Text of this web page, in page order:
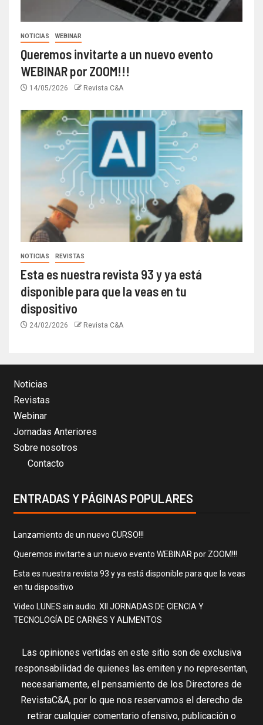
NOTICIAS WEBINAR
Queremos invitarte a un nuevo evento
WEBINAR por ZOOM!!!
14/05/2026 Revista C&A
NOTICIAS REVISTAS
Esta es nuestra revista 93 y ya está
disponible para que la veas en tu
dispositivo
24/02/2026 Revista C&A
Noticias
Revistas
Webinar
Jornadas Anteriores
Sobre nosotros
Contacto
ENTRADAS Y PÁGINAS POPULARES
Lanzamiento de un nuevo CURSO!!!
Queremos invitarte a un nuevo evento WEBINAR por ZOOM!!!
Esta es nuestra revista 93 y ya está disponible para que la veas
en tu dispositivo
Video LUNES sin audio. XII JORNADAS DE CIENCIA Y
TECNOLOGÍA DE CARNES Y ALIMENTOS
Las opiniones vertidas en este sitio son de exclusiva
responsabilidad de quienes las emiten y no representan,
necesariamente, el pensamiento de los Directores de
RevistaC&A, por lo que nos reservamos el derecho de
retirar cualquier comentario ofensivo, publicación o